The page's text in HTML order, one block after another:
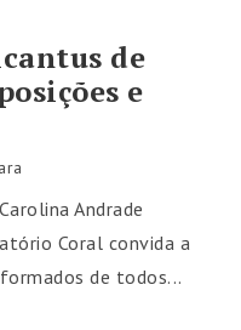
de
e
Andrade
Coral convida a
de todos...